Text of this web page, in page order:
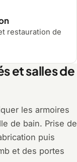
restauration de
et salles de
les armoires
de bain. Prise de
puis
et des portes